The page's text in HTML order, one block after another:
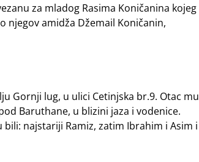
za mladog Rasima Koničanina kojeg
njegov amidža Džemail Koničanin,
Gornji lug, u ulici Cetinjska br.9. Otac mu
Baruthane, u blizini jaza i vodenice.
najstariji Ramiz, zatim Ibrahim i Asim i